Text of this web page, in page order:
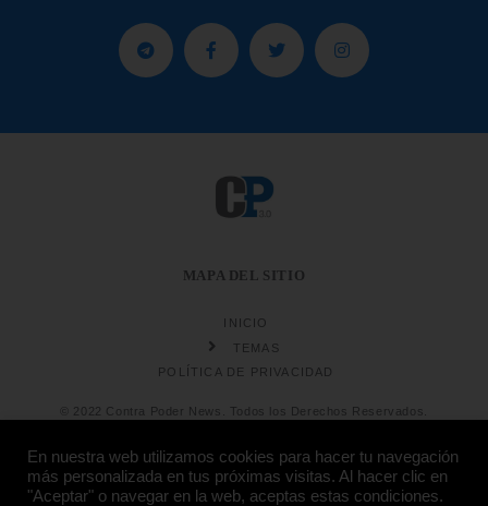
MAPA DEL SITIO
INICIO
TEMAS
POLÍTICA DE PRIVACIDAD
© 2022 Contra Poder News. Todos los Derechos Reservados.
En nuestra web utilizamos cookies para hacer tu navegación
más personalizada en tus próximas visitas. Al hacer clic en
"Aceptar" o navegar en la web, aceptas estas condiciones.